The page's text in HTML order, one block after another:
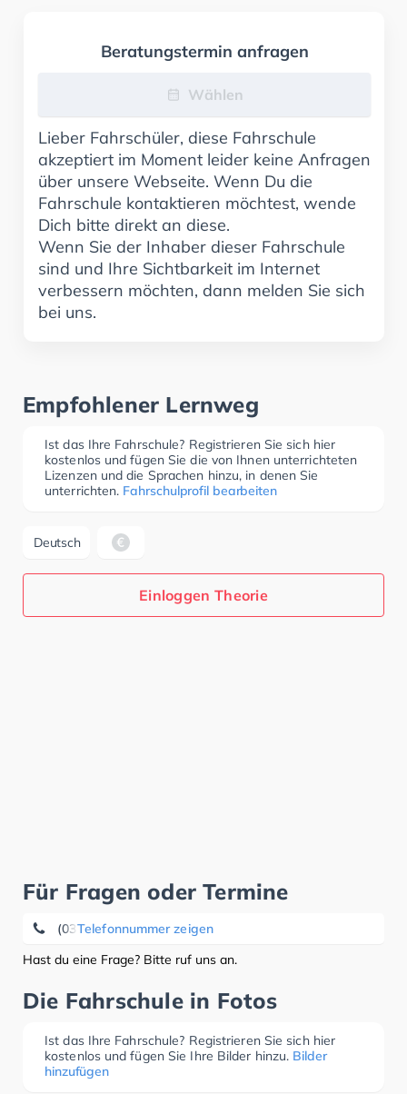
Beratungstermin anfragen
Wählen
Lieber Fahrschüler, diese Fahrschule
akzeptiert im Moment leider keine Anfragen
über unsere Webseite. Wenn Du die
Fahrschule kontaktieren möchtest, wende
Dich bitte direkt an diese.
Wenn Sie der Inhaber dieser Fahrschule
sind und Ihre Sichtbarkeit im Internet
verbessern möchten, dann melden Sie sich
bei uns.
Empfohlener Lernweg
Ist das Ihre Fahrschule? Registrieren Sie sich hier
kostenlos und fügen Sie die von Ihnen unterrichteten
Lizenzen und die Sprachen hinzu, in denen Sie
unterrichten. Fahrschulprofil bearbeiten
Deutsch
Einloggen Theorie
Für Fragen oder Termine
Telefonnummer zeigen
(03831) 39 06 32
Hast du eine Frage? Bitte ruf uns an.
Die Fahrschule in Fotos
Ist das Ihre Fahrschule? Registrieren Sie sich hier
kostenlos und fügen Sie Ihre Bilder hinzu. Bilder
hinzufügen